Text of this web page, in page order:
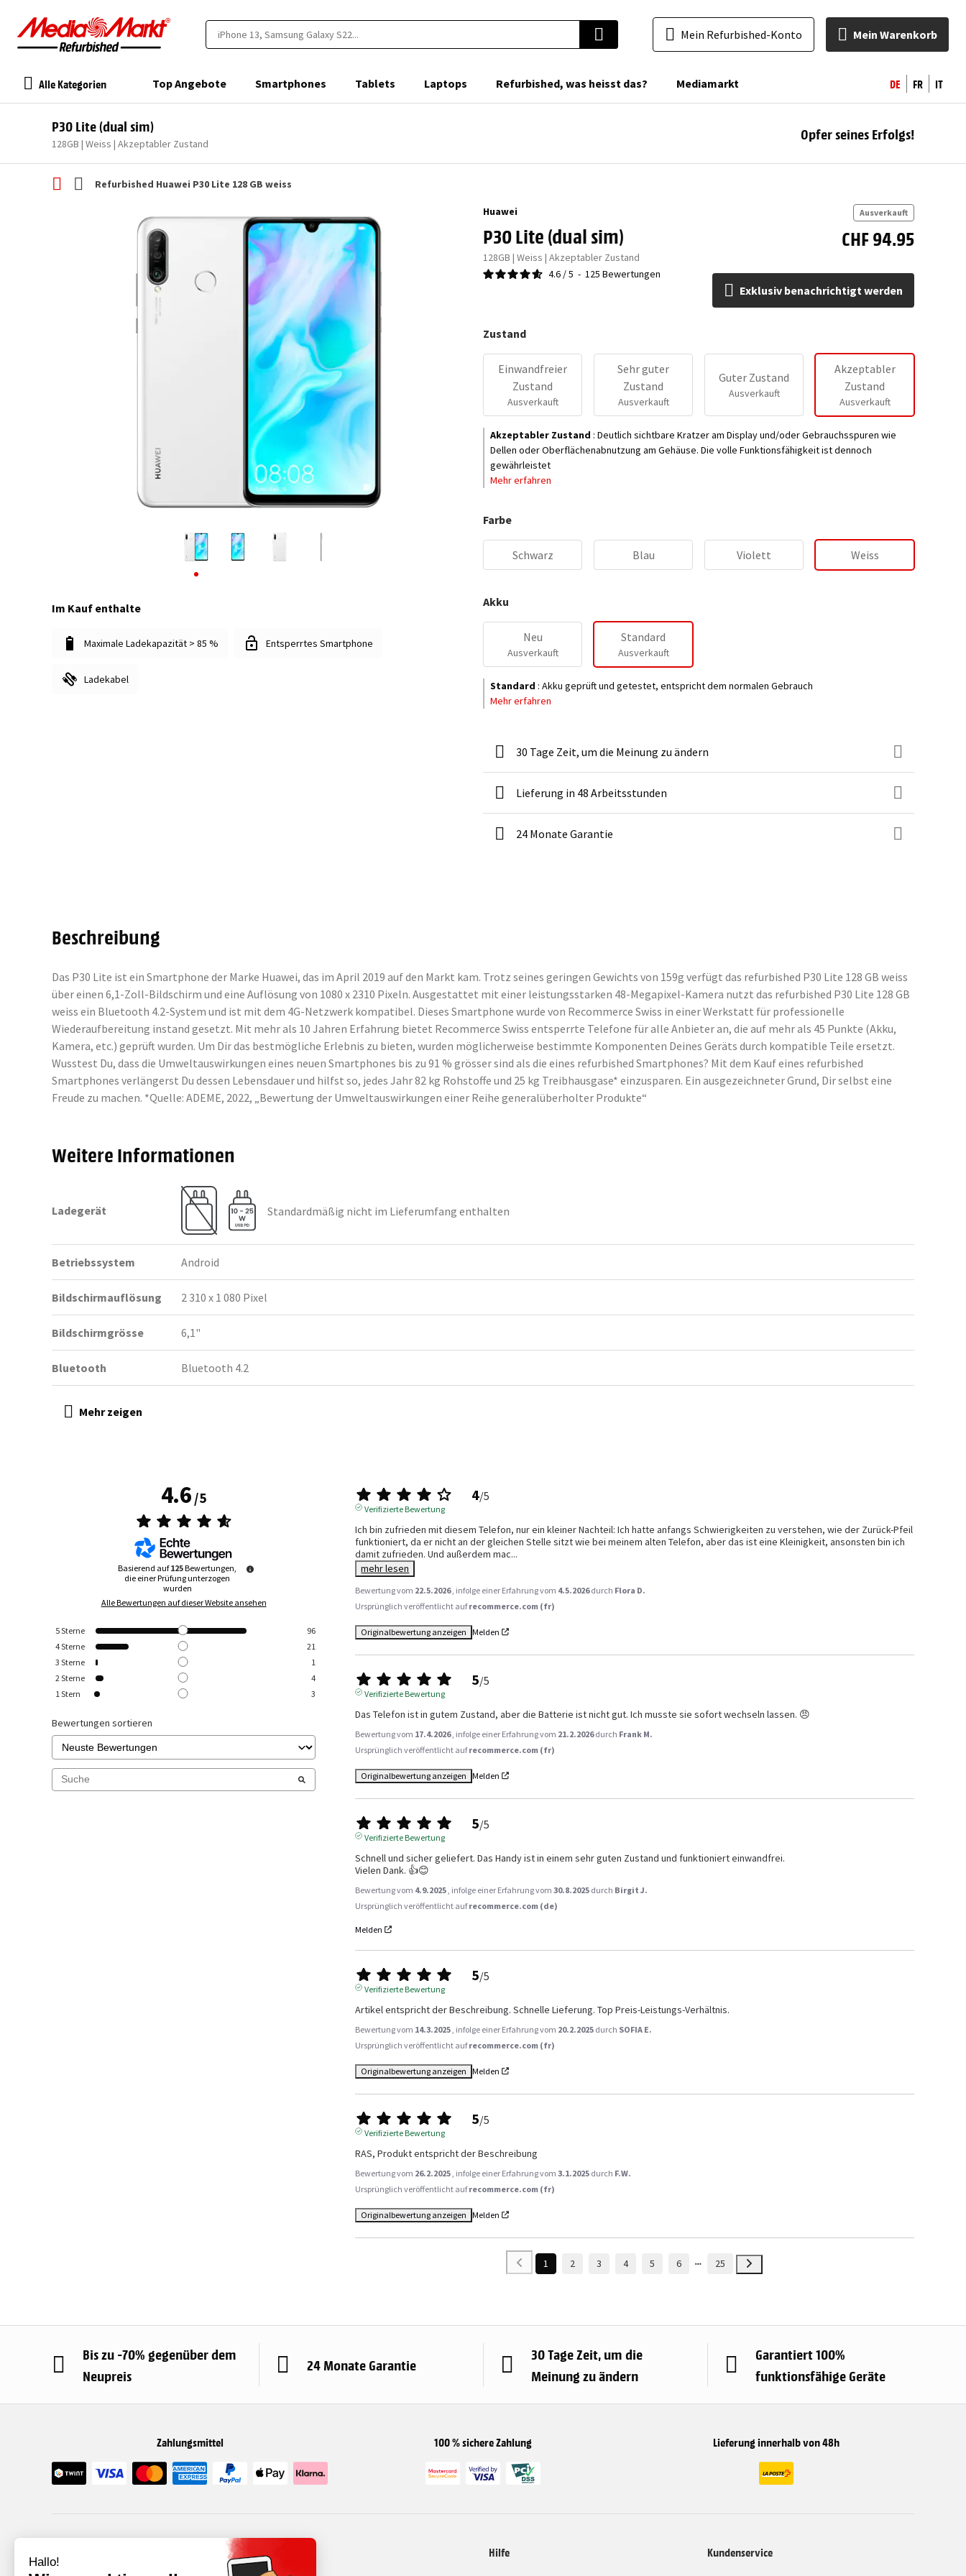
Mein Refurbished-Konto Mein Warenkorb
Alle Kategorien Top Angebote Smartphones Tablets Laptops Refurbished, was heisst das? Mediamarkt DE FR IT
P30 Lite (dual sim)
128GB | Weiss | Akzeptabler Zustand
Opfer seines Erfolgs!
Refurbished Huawei P30 Lite 128 GB weiss
Huawei
P30 Lite (dual sim)
128GB | Weiss | Akzeptabler Zustand
4.6 /5 - 125 Bewertungen
Ausverkauft
Im Kauf enthalte
Maximale Ladekapazität > 85 % Entsperrtes Smartphone
Ladekabel
CHF 94.95
Exklusiv benachrichtigt werden
Zustand
Einwandfreier
Zustand
Ausverkauft
Sehr guter
Zustand
Ausverkauft
Guter Zustand
Ausverkauft
Akzeptabler
Zustand
Ausverkauft
Akzeptabler Zustand : Deutlich sichtbare Kratzer am Display und/oder Gebrauchsspuren wie
Dellen oder Oberflächenabnutzung am Gehäuse. Die volle Funktionsfähigkeit ist dennoch
gewährleistet
Mehr erfahren
Farbe
Schwarz Blau Violett Weiss
Akku
Neu
Ausverkauft
Standard
Ausverkauft
Standard : Akku geprüft und getestet, entspricht dem normalen Gebrauch
Mehr erfahren
30 Tage Zeit, um die Meinung zu ändern
Lieferung in 48 Arbeitsstunden
24 Monate Garantie
Beschreibung
Das P30 Lite ist ein Smartphone der Marke Huawei, das im April 2019 auf den Markt kam. Trotz seines geringen Gewichts von 159g verfügt das refurbished P30 Lite 128 GB weiss
über einen 6,1-Zoll-Bildschirm und eine Auflösung von 1080 x 2310 Pixeln. Ausgestattet mit einer leistungsstarken 48-Megapixel-Kamera nutzt das refurbished P30 Lite 128 GB
weiss ein Bluetooth 4.2-System und ist mit dem 4G-Netzwerk kompatibel. Dieses Smartphone wurde von Recommerce Swiss in einer Werkstatt für professionelle
Wiederaufbereitung instand gesetzt. Mit mehr als 10 Jahren Erfahrung bietet Recommerce Swiss entsperrte Telefone für alle Anbieter an, die auf mehr als 45 Punkte (Akku,
Kamera, etc.) geprüft wurden. Um Dir das bestmögliche Erlebnis zu bieten, wurden möglicherweise bestimmte Komponenten Deines Geräts durch kompatible Teile ersetzt.
Wusstest Du, dass die Umweltauswirkungen eines neuen Smartphones bis zu 91 % grösser sind als die eines refurbished Smartphones? Mit dem Kauf eines refurbished
Smartphones verlängerst Du dessen Lebensdauer und hilfst so, jedes Jahr 82 kg Rohstoffe und 25 kg Treibhausgase* einzusparen. Ein ausgezeichneter Grund, Dir selbst eine
Freude zu machen. *Quelle: ADEME, 2022, „Bewertung der Umweltauswirkungen einer Reihe generalüberholter Produkte“
Weitere Informationen
Ladegerät Standardmäßig nicht im Lieferumfang enthalten
Betriebssystem Android
Bildschirmauflösung 2 310 x 1 080 Pixel
Bildschirmgrösse 6,1"
Bluetooth Bluetooth 4.2
4.6/5
Basierend auf125Bewertungen,
die einer Prüfung unterzogen
wurden
Alle Bewertungen auf dieser Website ansehen
5Sterne
96
4Sterne
21
3 Sterne
1
2 Sterne
4
1 Stern 3
Bewertungen sortieren
4/5
Verifizierte Bewertung
Ich bin zufrieden mit diesem Telefon, nur ein kleiner Nachteil: Ich hatte anfangs Schwierigkeiten zu verstehen, wie der Zurück-Pfeil
funktioniert, da er nicht an der gleichen Stelle sitzt wie bei meinem alten Telefon, aber das ist eine Kleinigkeit, ansonsten bin ich
damit zufrieden. Und außerdem mac...
mehr lesen
Bewertung vom 22.5.2026 , infolge einer Erfahrung vom 4.5.2026durch Flora D.
Ursprünglich veröffentlicht aufrecommerce.com (fr)
Originalbewertung anzeigen Melden
5/5
Verifizierte Bewertung
Das Telefon ist in gutem Zustand, aber die Batterie ist nicht gut. Ich musste sie sofort wechseln lassen. 😠
Bewertung vom 17.4.2026 , infolge einer Erfahrung vom 21.2.2026durch Frank M.
Ursprünglich veröffentlicht aufrecommerce.com (fr)
Originalbewertung anzeigen Melden
5/5
Verifizierte Bewertung
Schnell und sicher geliefert. Das Handy ist in einem sehr guten Zustand und funktioniert einwandfrei.
Vielen Dank. 👍😊
Bewertung vom 4.9.2025 , infolge einer Erfahrung vom30.8.2025 durch Birgit J.
Ursprünglich veröffentlicht aufrecommerce.com (de)
Melden
5/5
Verifizierte Bewertung
Artikel entspricht der Beschreibung. Schnelle Lieferung. Top Preis-Leistungs-Verhältnis.
Bewertung vom 14.3.2025 , infolge einer Erfahrung vom 20.2.2025 durch SOFIA E.
Ursprünglich veröffentlicht aufrecommerce.com (fr)
Originalbewertung anzeigen Melden
5/5
Verifizierte Bewertung
RAS, Produkt entspricht der Beschreibung
Bewertung vom 26.2.2025 , infolge einer Erfahrung vom3.1.2025 durch F.W.
Ursprünglich veröffentlicht aufrecommerce.com (fr)
Originalbewertung anzeigen Melden
1 2 3 4 5 6 25
Bis zu -70% gegenüber dem
Neupreis
24 Monate Garantie
30 Tage Zeit, um die
Meinung zu ändern
Garantiert 100%
funktionsfähige Geräte
Zahlungsmittel 100 % sichere Zahlung Lieferung innerhalb von 48h
Hilfe Kundenservice